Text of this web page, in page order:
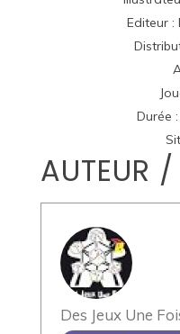
Editeur :
Durée
AUTEUR
Des Jeux Une